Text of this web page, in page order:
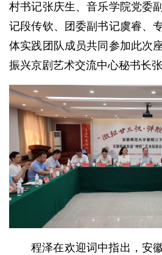
村书记张庆生、音乐学院党委
记段传钦、团委副书记虞睿、
体实践团队成员共同参加此次
振兴京剧艺术交流中心秘书长张
程泽在欢迎词中指出，安